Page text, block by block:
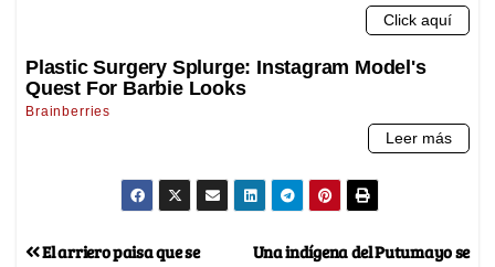
Una indígena del Putumayo se
El arriero paisa que se